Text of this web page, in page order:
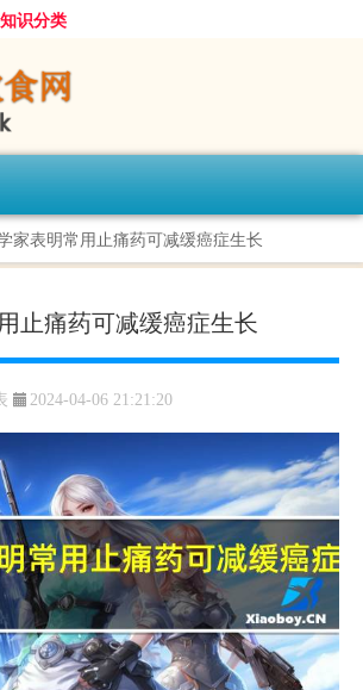
知识分类
家表明常用止痛药可减缓癌症生长
止痛药可减缓癌症生长
2024-04-06 21:21:20